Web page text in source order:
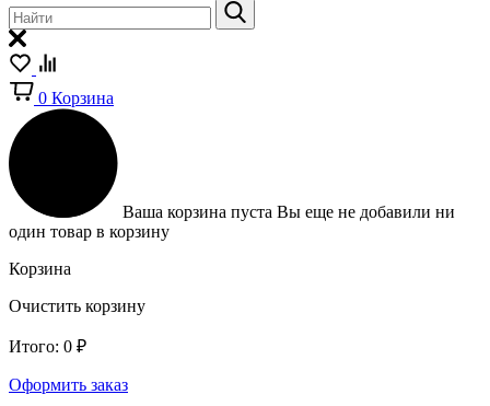
0 Корзина
Ваша корзина пуста Вы еще не добавили ни
один товар в корзину
Корзина
Очистить корзину
Итого: 0 ₽
Оформить заказ